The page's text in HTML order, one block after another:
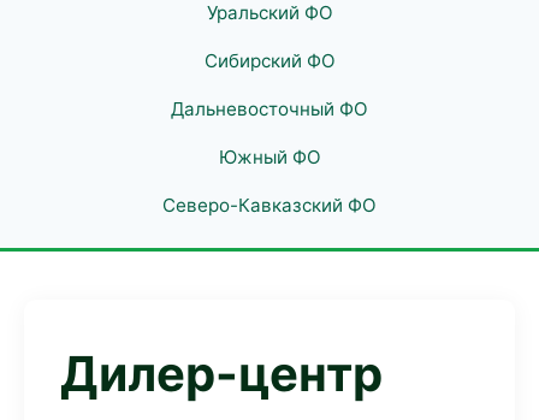
Уральский ФО
Сибирский ФО
Дальневосточный ФО
Южный ФО
Северо-Кавказский ФО
Дилер-центр